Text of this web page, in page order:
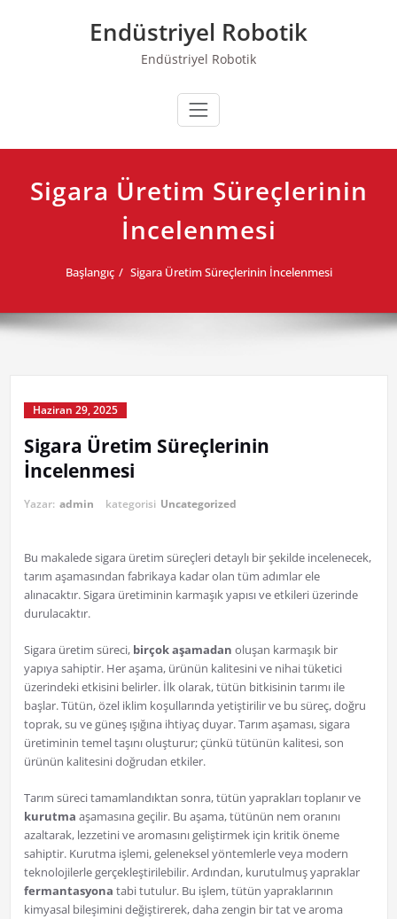
Endüstriyel Robotik
Endüstriyel Robotik
Sigara Üretim Süreçlerinin
İncelenmesi
Başlangıç Sigara Üretim Süreçlerinin İncelenmesi
Haziran 29, 2025
Sigara Üretim Süreçlerinin
İncelenmesi
Yazar: admin kategorisi Uncategorized
Bu makalede sigara üretim süreçleri detaylı bir şekilde incelenecek,
tarım aşamasından fabrikaya kadar olan tüm adımlar ele
alınacaktır. Sigara üretiminin karmaşık yapısı ve etkileri üzerinde
durulacaktır.
Sigara üretim süreci, birçok aşamadan oluşan karmaşık bir
yapıya sahiptir. Her aşama, ürünün kalitesini ve nihai tüketici
üzerindeki etkisini belirler. İlk olarak, tütün bitkisinin tarımı ile
başlar. Tütün, özel iklim koşullarında yetiştirilir ve bu süreç, doğru
toprak, su ve güneş ışığına ihtiyaç duyar. Tarım aşaması, sigara
üretiminin temel taşını oluşturur; çünkü tütünün kalitesi, son
ürünün kalitesini doğrudan etkiler.
Tarım süreci tamamlandıktan sonra, tütün yaprakları toplanır ve
kurutma aşamasına geçilir. Bu aşama, tütünün nem oranını
azaltarak, lezzetini ve aromasını geliştirmek için kritik öneme
sahiptir. Kurutma işlemi, geleneksel yöntemlerle veya modern
teknolojilerle gerçekleştirilebilir. Ardından, kurutulmuş yapraklar
fermantasyona tabi tutulur. Bu işlem, tütün yapraklarının
kimyasal bileşimini değiştirerek, daha zengin bir tat ve aroma